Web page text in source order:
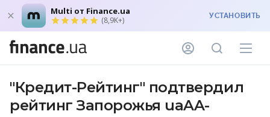
Multi от Finance.ua
(8,9K+) УСТАНОВИТЬ
"Кредит-Рейтинг" подтвердил
рейтинг Запорожья uaAA-